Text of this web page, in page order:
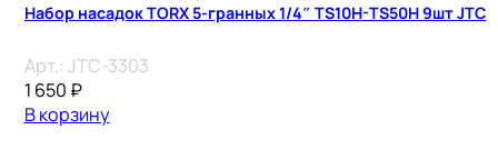
Набор насадок TORX 5-гранных 1/4″ TS10H-TS50H 9шт JTC
Арт.: JTC-3303
1 650 ₽
В корзину